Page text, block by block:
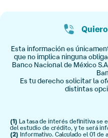
Esta información es
que no implica ninguna
Banco Nacional de México
Es tu derecho solicitar la
distintas
(1) La tasa de interés definitiva se
del estudio de crédito, y te será
(2) Informativo. Calculado el 01 de